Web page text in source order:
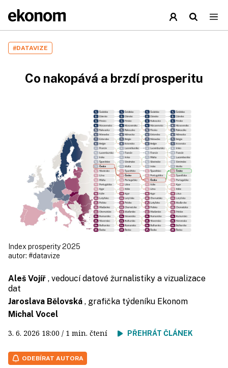
#DATAVIZE
Co nakopává a brzdí prosperitu
Index prosperity 2025
autor: #datavize
Aleš Vojíř , vedoucí datové žurnalistiky a vizualizace
dat
Jaroslava Bělovská , grafička týdeníku Ekonom
Michal Vocel
3. 6. 2026 18:00 / 1 min. čtení PŘEHRÁT ČLÁNEK
ODEBÍRAT AUTORA